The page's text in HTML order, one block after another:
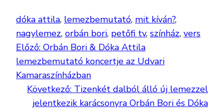
dóka attila, lemezbemutató, mit kíván?
nagylemez, orbán bori, petőfi tv, színház, vers
Előző: Orbán Bori & Dóka Attila
lemezbemutató koncertje az Udvari
Kamaraszínházban
Következő: Tizenkét dalból álló új lemezzel
jelentkezik karácsonyra Orbán Bori és Dóka